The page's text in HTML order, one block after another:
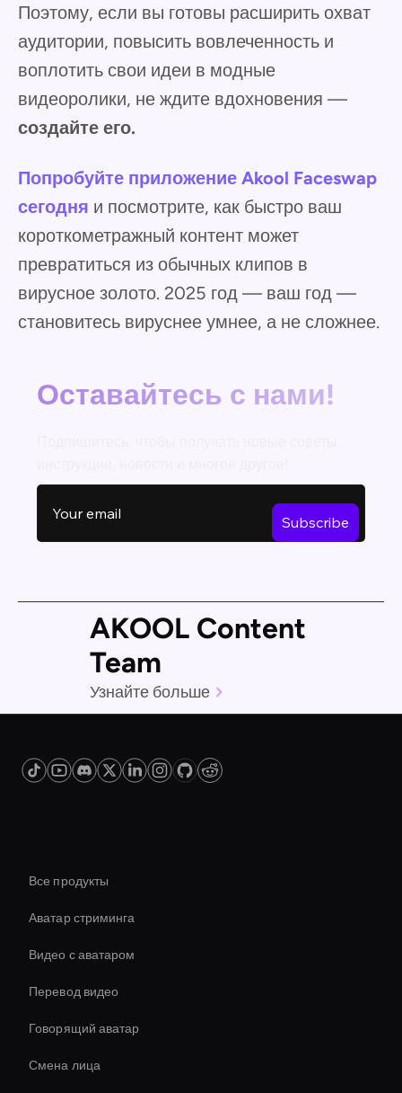
Поэтому, если вы готовы расширить охват
аудитории, повысить вовлеченность и
воплотить свои идеи в модные
видеоролики, не ждите вдохновения —
создайте его.
Попробуйте приложение Akool Faceswap
сегодня и посмотрите, как быстро ваш
короткометражный контент может
превратиться из обычных клипов в
вирусное золото. 2025 год — ваш год —
становитесь вируснее умнее, а не сложнее.
Оставайтесь с нами!
AKOOL Content
Team
Узнайте больше
Все продукты
Аватар стриминга
Видео с аватаром
Перевод видео
Говорящий аватар
Смена лица